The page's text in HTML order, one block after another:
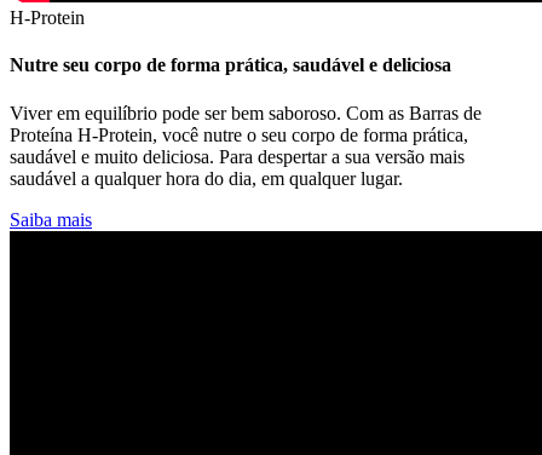
H-Protein
Nutre seu corpo de forma prática, saudável e deliciosa
Viver em equilíbrio pode ser bem saboroso. Com as Barras de
Proteína H-Protein, você nutre o seu corpo de forma prática,
saudável e muito deliciosa. Para despertar a sua versão mais
saudável a qualquer hora do dia, em qualquer lugar.
Saiba mais